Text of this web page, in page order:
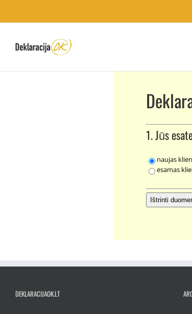
1. Jūs
naujas
esamas
Ištrinti
DEKLARACIJAOK.LT